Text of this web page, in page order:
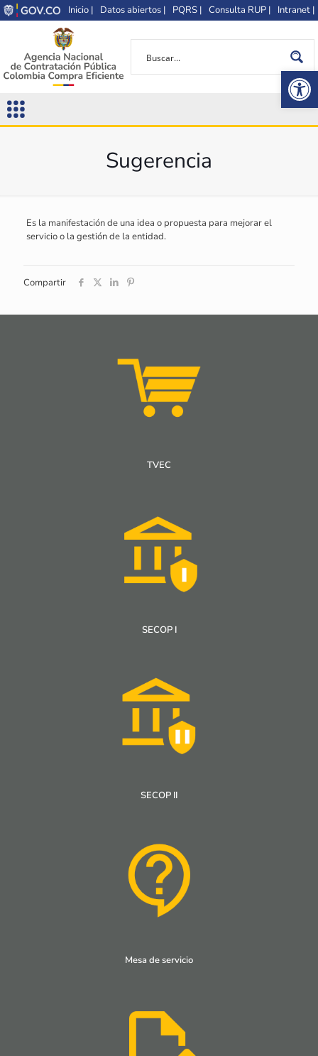
Inicio | Datos abiertos | PQRS | Consulta RUP | Intranet |
Sugerencia
Es la manifestación de una idea o propuesta para mejorar el
servicio o la gestión de la entidad.
Compartir
TVEC
SECOP I
SECOP II
Mesa de servicio